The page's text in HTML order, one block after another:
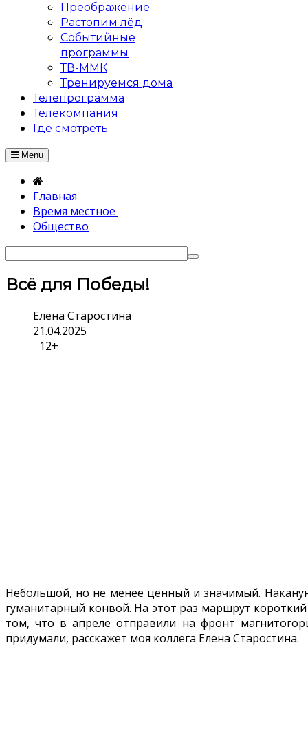
Преображение
Растопим лёд
Событийные
программы
ТВ-ММК
Тренируемся дома
Телепрограмма
Телекомпания
Где смотреть
Menu
Главная
Время местное
Общество
Всё для Победы!
Елена Старостина
21.04.2025
12+
Небольшой, но не менее ценный и значимый.
гуманитарный конвой. На этот раз маршрут
том, что в апреле отправили на фронт
придумали, расскажет моя коллега Елена Старостина.